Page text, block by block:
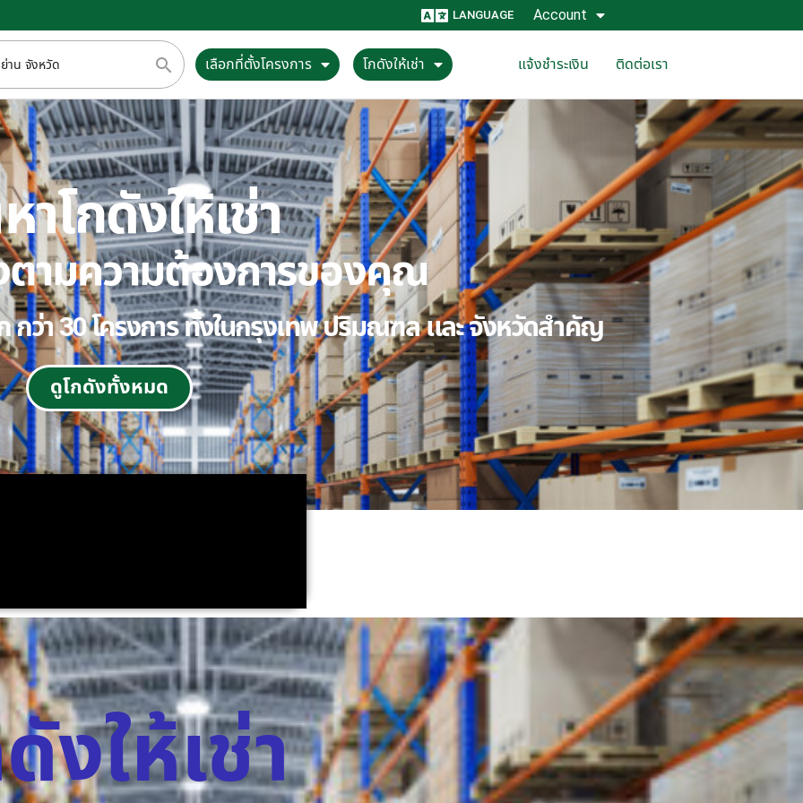
LANGUAGE Account
เลือกที่ตั้งโครงการ โกดังให้เช่า แจ้งชำระเงิน ติดต่อเรา
โกดังให้เช่า
ตามความต้องการของคุณ
กว่า 30 โครงการ ทั้งในกรุงเทพ ปริมณฑล และ จังหวัดสำคัญ
ดูโกดังทั้งหมด
งให้เช่า